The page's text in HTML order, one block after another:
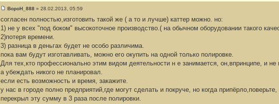
о
б
щ
и
#
5
5
BopoH_888 » 28.02.2013, 05:59
согласен полностью,изготовить такой же ( а то и лучше) каттер можно. но:
1) не у всех "под боком" высокоточное производство.( на обычном оборудовании такого
2)потеря времени.
3) разница в деньгах будет не особо различима.
пока вам будут изготавливать, можно его окупить на одной только полировке.
Для тех,кто профессионально этим видом деятельности н е занимается, он,впринципе, и не
а убеждать никого не планировал.
если есть возможность и время, закажите.
у нас в городе полно предприятий,где могут сделать и покруче, но когда
перекрыл эту сумму в 3 раза после полировки.